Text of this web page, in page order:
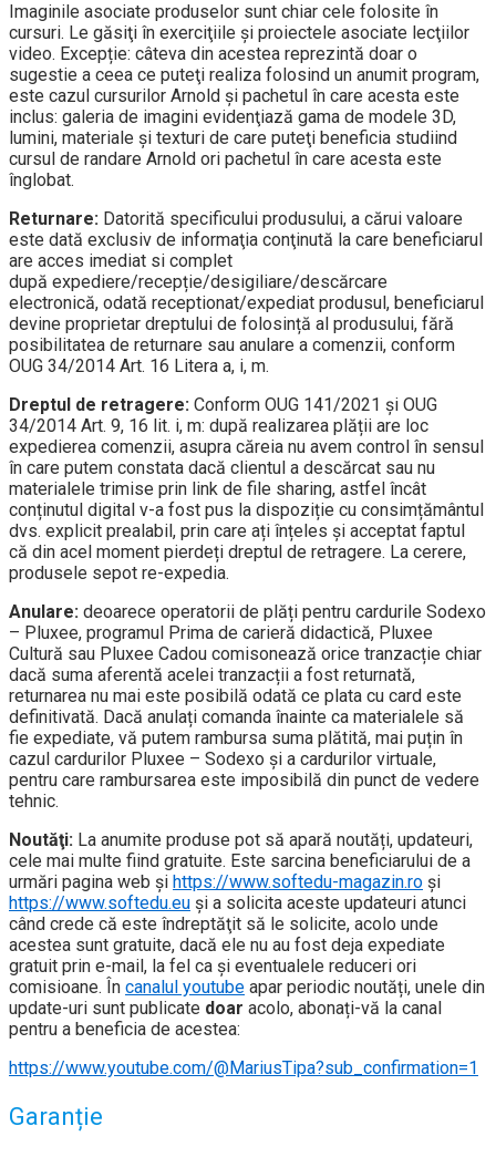
Imaginile asociate produselor sunt chiar cele folosite în
cursuri. Le găsiţi în exerciţiile şi proiectele asociate lecţiilor
video. Excepție: câteva din acestea reprezintă doar o
sugestie a ceea ce puteţi realiza folosind un anumit program,
este cazul cursurilor Arnold şi pachetul în care acesta este
inclus: galeria de imagini evidenţiază gama de modele 3D,
lumini, materiale şi texturi de care puteţi beneficia studiind
cursul de randare Arnold ori pachetul în care acesta este
înglobat.
Returnare: Datorită specificului produsului, a cărui valoare
este dată exclusiv de informaţia conţinută la care beneficiarul
are acces imediat si complet
după expediere/recepție/desigiliare/descărcare
electronică, odată receptionat/expediat produsul, beneficiarul
devine proprietar dreptului de folosință al produsului, fără
posibilitatea de returnare sau anulare a comenzii, conform
OUG 34/2014 Art. 16 Litera a, i, m.
Dreptul de retragere: Conform OUG 141/2021 și OUG
34/2014 Art. 9, 16 lit. i, m: după realizarea plății are loc
expedierea comenzii, asupra căreia nu avem control în sensul
în care putem constata dacă clientul a descărcat sau nu
materialele trimise prin link de file sharing, astfel încât
conținutul digital v-a fost pus la dispoziție cu consimțământul
dvs. explicit prealabil, prin care ați înțeles și acceptat faptul
că din acel moment pierdeți dreptul de retragere. La cerere,
produsele sepot re-expedia.
Anulare: deoarece operatorii de plăți pentru cardurile Sodexo
– Pluxee, programul Prima de carieră didactică, Pluxee
Cultură sau Pluxee Cadou comisonează orice tranzacție chiar
dacă suma aferentă acelei tranzacții a fost returnată,
returnarea nu mai este posibilă odată ce plata cu card este
definitivată. Dacă anulați comanda înainte ca materialele să
fie expediate, vă putem rambursa suma plătită, mai puțin în
cazul cardurilor Pluxee – Sodexo și a cardurilor virtuale,
pentru care rambursarea este imposibilă din punct de vedere
tehnic.
Noutăţi: La anumite produse pot să apară noutăți, updateuri,
cele mai multe fiind gratuite. Este sarcina beneficiarului de a
urmări pagina web și https://www.softedu-magazin.ro și
https://www.softedu.eu şi a solicita aceste updateuri atunci
când crede că este îndreptăţit să le solicite, acolo unde
acestea sunt gratuite, dacă ele nu au fost deja expediate
gratuit prin e-mail, la fel ca şi eventualele reduceri ori
comisioane. În canalul youtube apar periodic noutăți, unele din
update-uri sunt publicate doar acolo, abonați-vă la canal
pentru a beneficia de acestea:
https://www.youtube.com/@MariusTipa?sub_confirmation=1
Garanție